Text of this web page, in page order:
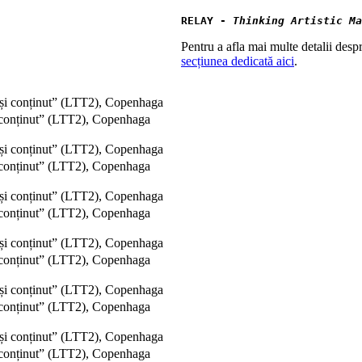
RELAY - Thinking Artistic
Pentru a afla mai multe detalii
secțiunea dedicată aici.
(LTT2), Copenhaga
(LTT2), Copenhaga
(LTT2), Copenhaga
(LTT2), Copenhaga
(LTT2), Copenhaga
(LTT2), Copenhaga